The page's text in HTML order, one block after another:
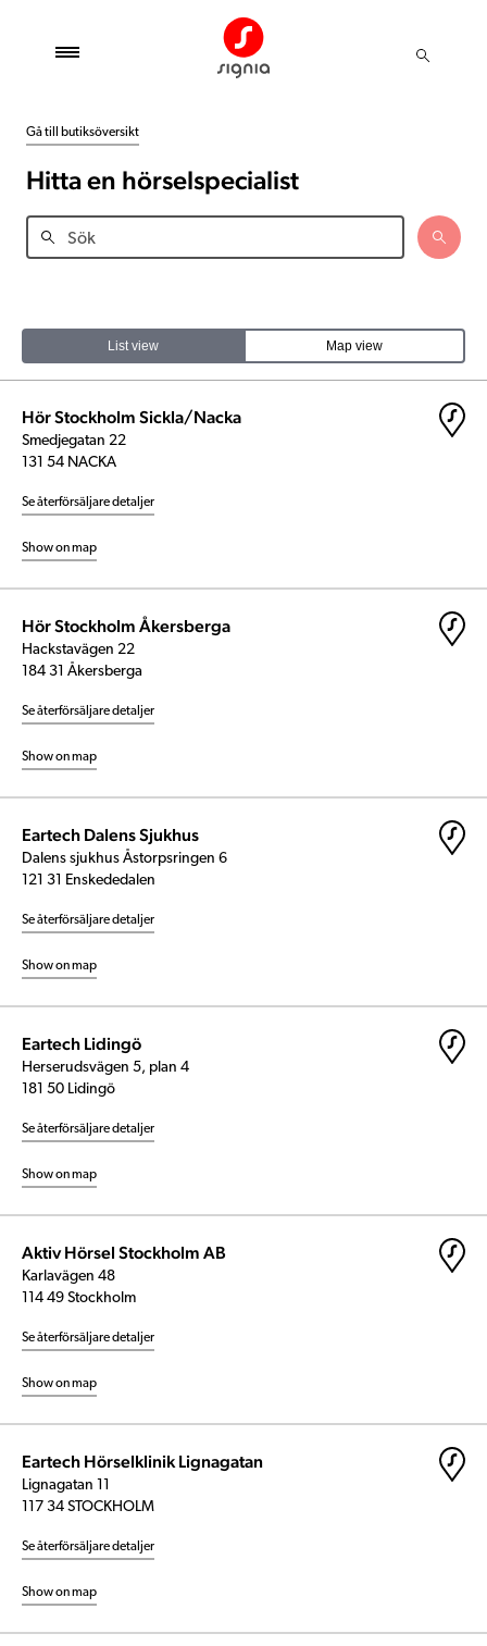
Gå till butiksöversikt
Hitta en hörselspecialist
List view Map view
Hör Stockholm Sickla/Nacka
Smedjegatan 22
131 54 NACKA
Se återförsäljare detaljer
Show on map
Hör Stockholm Åkersberga
Hackstavägen 22
184 31 Åkersberga
Se återförsäljare detaljer
Show on map
Eartech Dalens Sjukhus
Dalens sjukhus Åstorpsringen 6
121 31 Enskededalen
Se återförsäljare detaljer
Show on map
Eartech Lidingö
Herserudsvägen 5, plan 4
181 50 Lidingö
Se återförsäljare detaljer
Show on map
Aktiv Hörsel Stockholm AB
Karlavägen 48
114 49 Stockholm
Se återförsäljare detaljer
Show on map
Eartech Hörselklinik Lignagatan
Lignagatan 11
117 34 STOCKHOLM
Se återförsäljare detaljer
Show on map